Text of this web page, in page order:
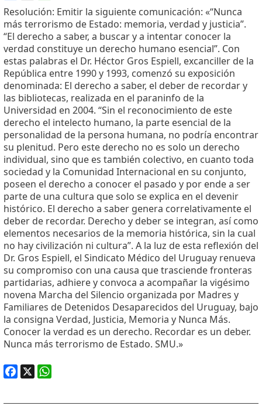
Facebook
X WhatsApp
Resolución: Emitir la siguiente comunicación: «“Nunca
más terrorismo de Estado: memoria, verdad y justicia”.
“El derecho a saber, a buscar y a intentar conocer la
verdad constituye un derecho humano esencial”. Con
estas palabras el Dr. Héctor Gros Espiell, excanciller de la
República entre 1990 y 1993, comenzó su exposición
denominada: El derecho a saber, el deber de recordar y
las bibliotecas, realizada en el paraninfo de la
Universidad en 2004. “Sin el reconocimiento de este
derecho el intelecto humano, la parte esencial de la
personalidad de la persona humana, no podría encontrar
su plenitud. Pero este derecho no es solo un derecho
individual, sino que es también colectivo, en cuanto toda
sociedad y la Comunidad Internacional en su conjunto,
poseen el derecho a conocer el pasado y por ende a ser
parte de una cultura que solo se explica en el devenir
histórico. El derecho a saber genera correlativamente el
deber de recordar. Derecho y deber se integran, así como
elementos necesarios de la memoria histórica, sin la cual
no hay civilización ni cultura”. A la luz de esta reflexión del
Dr. Gros Espiell, el Sindicato Médico del Uruguay renueva
su compromiso con una causa que trasciende fronteras
partidarias, adhiere y convoca a acompañar la vigésimo
novena Marcha del Silencio organizada por Madres y
Familiares de Detenidos Desaparecidos del Uruguay, bajo
la consigna Verdad, Justicia, Memoria y Nunca Más.
Conocer la verdad es un derecho. Recordar es un deber.
Nunca más terrorismo de Estado. SMU.»